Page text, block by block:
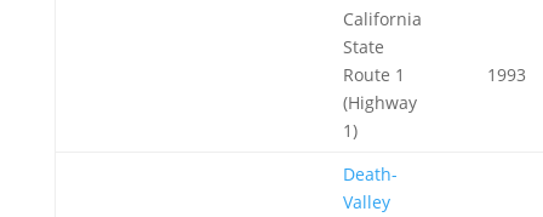
California
State
Route 1
(Highway
1)
1993
Death-
Valley